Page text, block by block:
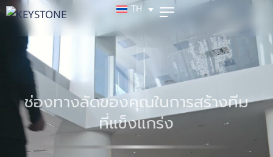
TH
ช่องทางลัดของคุณในการสร้างทีม
ที่แข็งแกร่ง